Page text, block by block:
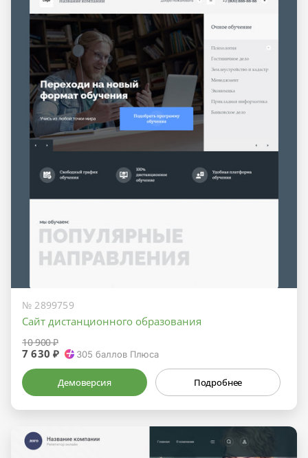
№ 2899759
Сайт дистанционного образования
10 900 ₽
7 630 ₽ 305 баллов Плюса
Демоверсия Подробнее